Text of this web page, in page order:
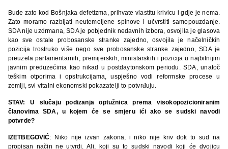
Bude zato kod Bošnjaka defetizma, prihvate vlastitu krivicu i gdje je nema.
Zato moramo razbijati neutemeljene spinove i učvrstiti samopouzdanje.
SDA nije uzdrmana, SDA je pobjednik nedavnih izbora, osvojila je glasova
kao sve ostale probosanske stranke zajedno, osvojila je načelničkih
pozicija trostruko više nego sve probosanske stranke zajedno, SDA je
preuzela parlamentarnih, premijerskih, ministarskih i pozicija u najbitnijim
javnim preduzećima kao nikad u postdaytonskom periodu. SDA, unatoč
teškim otporima i opstrukcijama, uspješno vodi reformske procese u
zemlji, svi vitalni ekonomski pokazatelji to potvrđuju.
STAV: U slučaju podizanja optužnica prema visokopozicioniranim
članovima SDA, u kojem će se smjeru ići ako se sudski navodi
potvrde?
IZETBEGOVIĆ: Niko nije izvan zakona, i niko nije kriv dok to sud na
propisan način ne utvrdi. Ali, koji su to sudski navodi koji će dvojicu